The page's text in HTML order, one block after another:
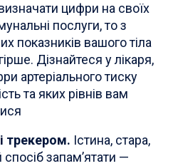
цифри на своїх
послуги, то з
показників вашого тіла
Дізнайтеся у лікаря,
артеріального тиску
та яких рівнів вам
трекером. Істина, стара,
запам’ятати —